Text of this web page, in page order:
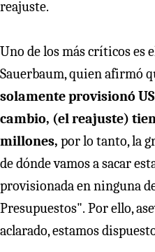
reajuste.
Uno de los más críticos es
Sauerbaum, quien afirmó
solamente provisionó
cambio, (el reajuste)
millones, por lo tanto, la
de dónde vamos a sacar
provisionada en ninguna
Presupuestos". Por ello,
aclarado, estamos